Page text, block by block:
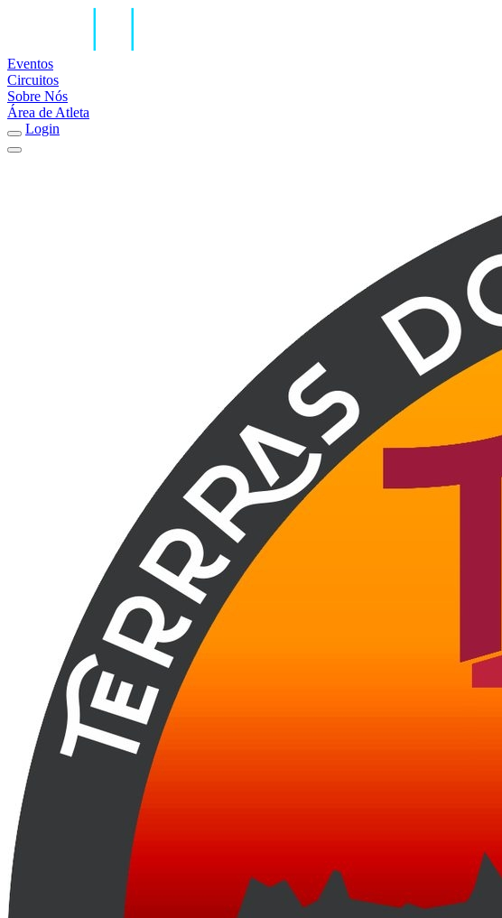
Eventos
Circuitos
Sobre Nós
Área de Atleta
Login